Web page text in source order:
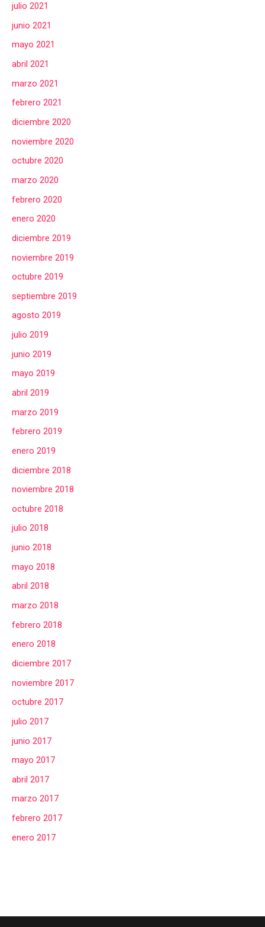
julio 2021
junio 2021
mayo 2021
abril 2021
marzo 2021
febrero 2021
diciembre 2020
noviembre 2020
octubre 2020
marzo 2020
febrero 2020
enero 2020
diciembre 2019
noviembre 2019
octubre 2019
septiembre 2019
agosto 2019
julio 2019
junio 2019
mayo 2019
abril 2019
marzo 2019
febrero 2019
enero 2019
diciembre 2018
noviembre 2018
octubre 2018
julio 2018
junio 2018
mayo 2018
abril 2018
marzo 2018
febrero 2018
enero 2018
diciembre 2017
noviembre 2017
octubre 2017
julio 2017
junio 2017
mayo 2017
abril 2017
marzo 2017
febrero 2017
enero 2017